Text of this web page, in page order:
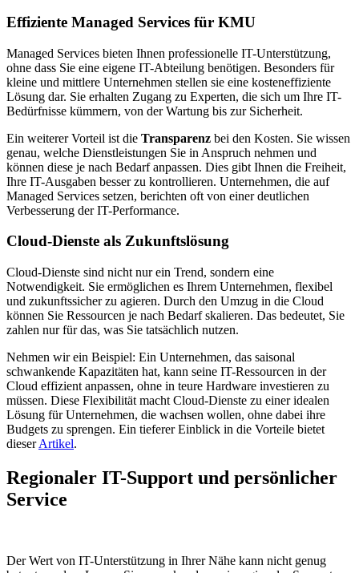
Effiziente Managed Services für KMU
Managed Services bieten Ihnen professionelle IT-Unterstützung,
ohne dass Sie eine eigene IT-Abteilung benötigen. Besonders für
kleine und mittlere Unternehmen stellen sie eine kosteneffiziente
Lösung dar. Sie erhalten Zugang zu Experten, die sich um Ihre IT-
Bedürfnisse kümmern, von der Wartung bis zur Sicherheit.
Ein weiterer Vorteil ist die Transparenz bei den Kosten. Sie wissen
genau, welche Dienstleistungen Sie in Anspruch nehmen und
können diese je nach Bedarf anpassen. Dies gibt Ihnen die Freiheit,
Ihre IT-Ausgaben besser zu kontrollieren. Unternehmen, die auf
Managed Services setzen, berichten oft von einer deutlichen
Verbesserung der IT-Performance.
Cloud-Dienste als Zukunftslösung
Cloud-Dienste sind nicht nur ein Trend, sondern eine
Notwendigkeit. Sie ermöglichen es Ihrem Unternehmen, flexibel
und zukunftssicher zu agieren. Durch den Umzug in die Cloud
können Sie Ressourcen je nach Bedarf skalieren. Das bedeutet, Sie
zahlen nur für das, was Sie tatsächlich nutzen.
Nehmen wir ein Beispiel: Ein Unternehmen, das saisonal
schwankende Kapazitäten hat, kann seine IT-Ressourcen in der
Cloud effizient anpassen, ohne in teure Hardware investieren zu
müssen. Diese Flexibilität macht Cloud-Dienste zu einer idealen
Lösung für Unternehmen, die wachsen wollen, ohne dabei ihre
Budgets zu sprengen. Ein tieferer Einblick in die Vorteile bietet
dieserArtikel.
Regionaler IT-Support und persönlicher
Service
Der Wert von IT-Unterstützung in Ihrer Nähe kann nicht genug